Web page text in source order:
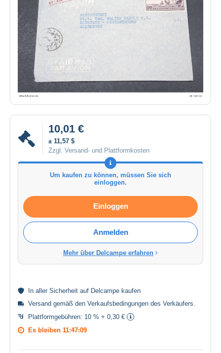
10,01 €
± 11,57 $
Zzgl. Versand- und Plattformkosten
Um kaufen zu können, müssen Sie sich
einloggen.
Einloggen
Anmelden
Mehr über Delcampe erfahren
In aller Sicherheit auf Delcampe kaufen
Versand gemäß den Verkaufsbedingungen des Verkäufers.
Plattformgebühren: 10 % + 0,30 €
Es bleiben 11:47:09